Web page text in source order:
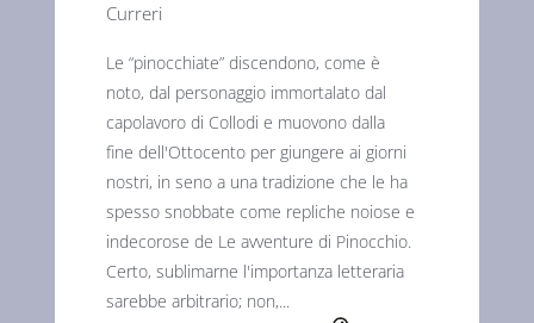
Curreri
Le “pinocchiate” discendono, come è
noto, dal personaggio immortalato dal
capolavoro di Collodi e muovono dalla
fine dell'Ottocento per giungere ai giorni
nostri, in seno a una tradizione che le ha
spesso snobbate come repliche noiose e
indecorose de Le avventure di Pinocchio.
Certo, sublimarne l'importanza letteraria
sarebbe arbitrario; non,...